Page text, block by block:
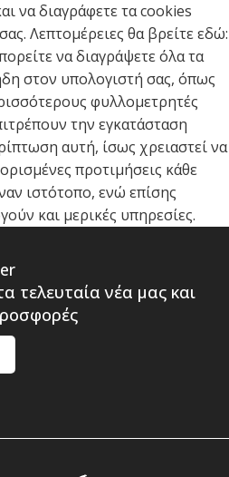
να διαγράφετε τα cookies
Λεπτομέρειες θα βρείτε εδώ:
να διαγράψετε όλα τα
στον υπολογιστή σας, όπως
φυλλομετρητές
την εγκατάσταση
αυτή, ίσως χρειαστεί να
προτιμήσεις κάθε
ιστότοπο, ενώ επίσης
και μερικές υπηρεσίες.
τελευταία νέα μας και